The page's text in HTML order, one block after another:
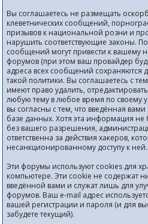
Вы соглашаетесь не размещать
клеветнических сообщений,
призывов к национальной розни и
нарушить соответствующие законы.
сообщений могут привести к вашему
форумов (при этом ваш провайдер
адреса всех сообщений сохраняются
такой политики. Вы соглашаетесь с
имеют право удалить,
любую тему в любое время по своему
вы согласны с тем, что введённая
базе данных. Хотя эта информация не
без вашего разрешения,
ответственна за действия хакеров,
несанкционированному доступу к ней.
Эти форумы используют cookies для
компьютере. Эти cookie не содержат
введённой вами и служат лишь для
форумов. Ваш e-mail адрес
вашей регистрации и пароля (и для
забудете текущий).